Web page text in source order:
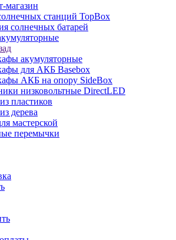
магазин
станций TopBox
солнечных батарей
акумуляторные
для АКБ Basebox
АКБ на опору SideBox
низковольтные DirectLED
пластиков
дерева
мастерской
перемычки